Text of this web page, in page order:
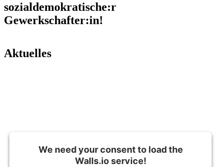
sozialdemokratische:r
Gewerkschafter:in!
Aktuelles
We need your consent to load the
Walls.io service!